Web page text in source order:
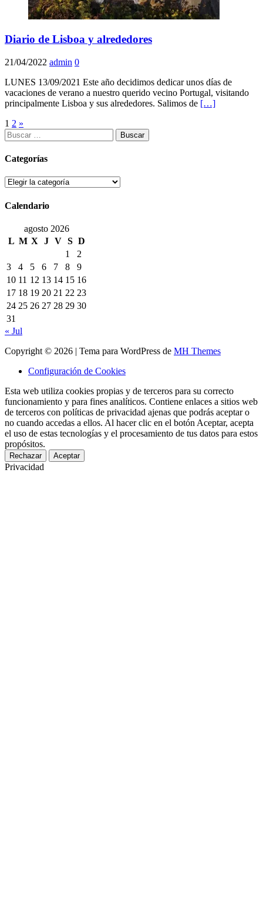
Diario de Lisboa y alrededores
21/04/2022 admin 0
LUNES 13/09/2021 Este año decidimos dedicar unos días de
vacaciones de verano a nuestro querido vecino Portugal, visitando
principalmente Lisboa y sus alrededores. Salimos de […]
Paginación
de
entradas
1 2 »
Buscar:
Categorías
Categorías
Calendario
agosto 2026
L M X J V S D
1
2
3
4 5 6 7 8
9
10 11 12 13 14 15 16
17 18 19 20 21 22 23
24 25 26 27 28 29 30
31
« Jul
Copyright © 2026 | Tema para WordPress de MH Themes
Configuración de Cookies
Esta web utiliza cookies propias y de terceros para su correcto
funcionamiento y para fines analíticos. Contiene enlaces a sitios web
de terceros con políticas de privacidad ajenas que podrás aceptar o
no cuando accedas a ellos. Al hacer clic en el botón Aceptar, acepta
el uso de estas tecnologías y el procesamiento de tus datos para estos
propósitos.
Rechazar Aceptar
Privacidad